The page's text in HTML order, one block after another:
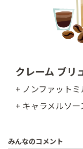
クレーム ブリ
+ ノンファット
+ キャラメルソー
みんなのコメント